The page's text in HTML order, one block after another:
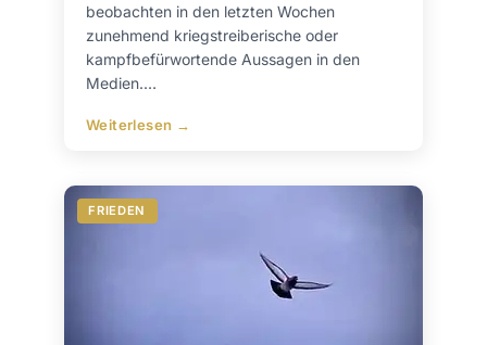
beobachten in den letzten Wochen
zunehmend kriegstreiberische oder
kampfbefürwortende Aussagen in den
Medien.…
Weiterlesen →
FRIEDEN